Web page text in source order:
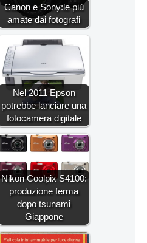
Canon e Sony:le più
amate dai fotografi
Nel 2011 Epson
potrebbe lanciare una
fotocamera digitale
Nikon Coolpix S4100:
produzione ferma
dopo tsunami
Giappone